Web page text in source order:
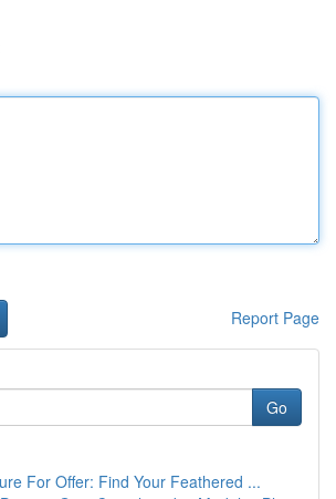
Report Page
Go
For Offer: Find Your Feathered ...